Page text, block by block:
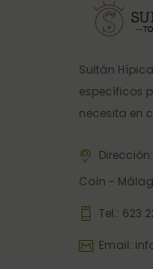
Sultán
específicos
necesita en
Coín -
Tel.: 623
Email: